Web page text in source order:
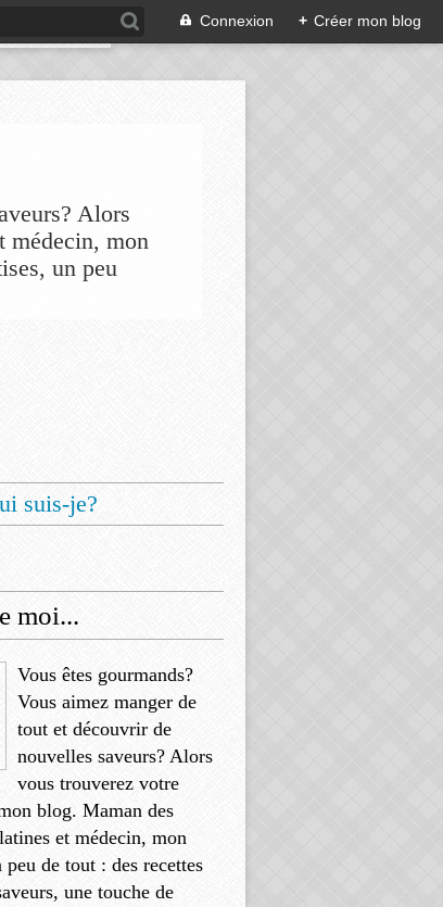
Connexion + Créer mon blog
Alors
médecin, mon
un peu
suis-je?
moi...
Vous êtes gourmands?
Vous aimez manger de
tout et découvrir de
nouvelles saveurs? Alors
vous trouverez votre
blog. Maman des
et médecin, mon
de tout : des recettes
une touche de